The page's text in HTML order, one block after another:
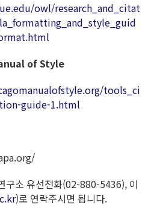
owl/research_and_citat
of Style
tools_ci
guide-1.html
구소 유선전화(02-880-5436), 이
)로 연락주시면 됩니다.